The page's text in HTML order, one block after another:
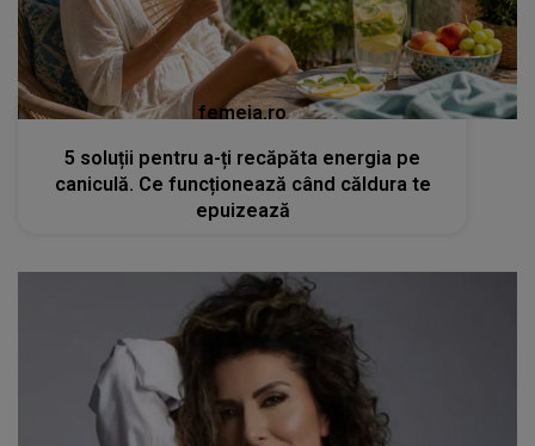
femeia.ro
5 soluții pentru a-ți recăpăta energia pe
caniculă. Ce funcționează când căldura te
epuizează